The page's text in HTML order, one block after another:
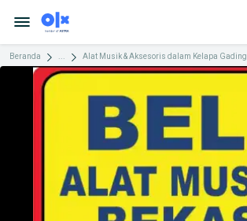
Beranda Alat Musik & Aksesoris dalam Kelapa Gading